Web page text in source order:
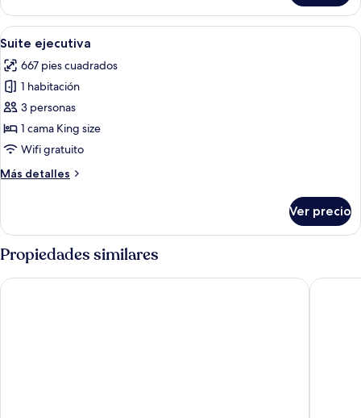
junior
Abrir
todas
las
fotos
de
Suite
ejecutiva
Una habitación de hotel con cama,
6
Suite ejecutiva
667 pies cuadrados
1 habitación
3 personas
1 cama King size
Wifi gratuito
Más detalles
Más
ejecutiva
Ver precio
Propiedades similares
ibis Saigon Airport Muong